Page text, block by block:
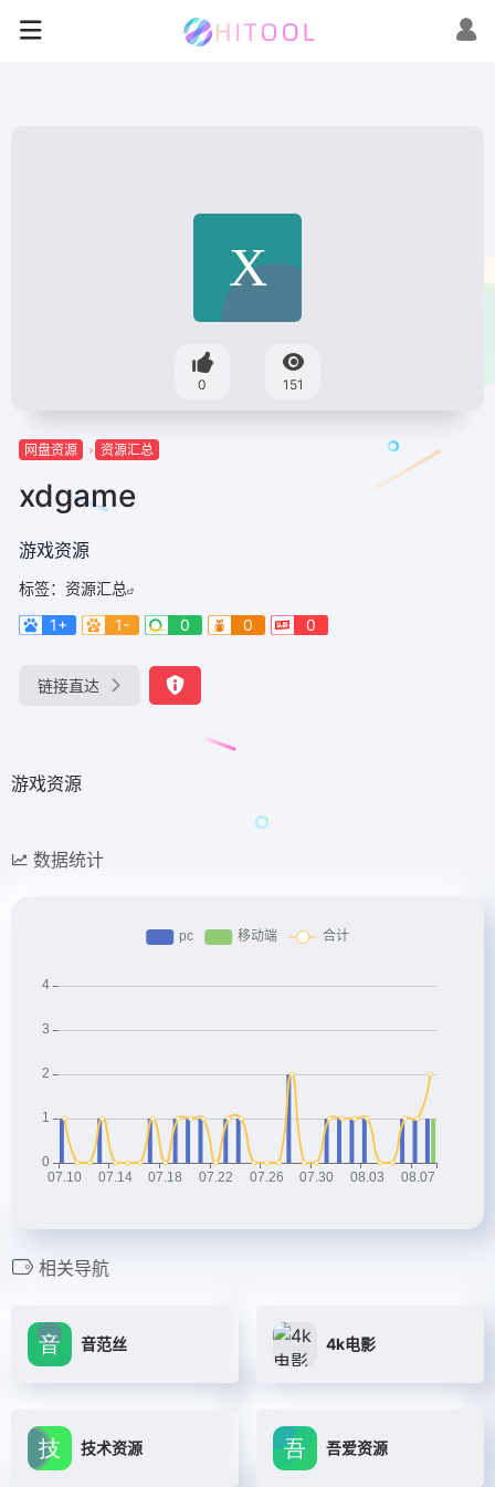
0 151
网盘资源 资源汇总
xdgame
游戏资源
标签： 资源汇总
1+
1- 0 0 0
链接直达
游戏资源
数据统计
相关导航
音范丝 4k电影
技术资源 吾爱资源